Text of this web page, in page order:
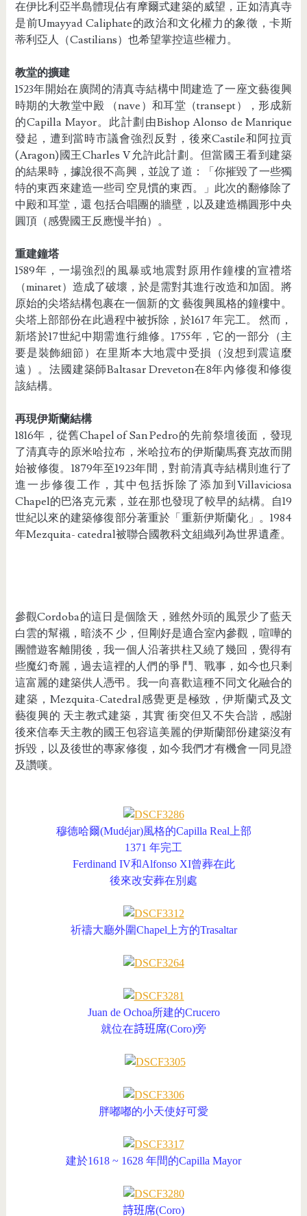
在伊比利亞半島體現佔有摩爾式建築的威望，正如清真寺
是前Umayyad Caliphate的政治和文化權力的象徵，卡斯
蒂利亞人（Castilians）也希望掌控這些權力。
教堂的擴建
1523年開始在廣闊的清真寺結構中間建造了一座文藝復興
時期的大教堂中殿 （nave）和耳堂（transept），形成新
的Capilla Mayor。此計劃由Bishop Alonso de Manrique
發起，遭到當時市議會強烈反對，後來Castile和阿拉貢
(Aragon)國王Charles V允許此計劃。但當國王看到建築
的結果時，據說很不高興，並說了道：「你摧毀了一些獨
特的東西來建造一些司空見慣的東西。」此次的翻修除了
中殿和耳堂，還 包括合唱團的牆壁，以及建造橢圓形中央
圓頂（感覺國王反應慢半拍）。
重建鐘塔
1589年，一場強烈的風暴或地震對原用作鐘樓的宣禮塔
（minaret）造成了破壞，於是需對其進行改造和加固。將
原始的尖塔結構包裹在一個新的文 藝復興風格的鐘樓中。
尖塔上部部份在此過程中被拆除，於1617 年完工。 然而，
新塔於17世紀中期需進行維修。1755年，它的一部分（主
要是裝飾細節）在里斯本大地震中受損（沒想到震這麼
遠）。法國建築師Baltasar Dreveton在8年內修復和修復
該結構。
再現伊斯蘭結構
1816年，從舊Chapel of San Pedro的先前祭壇後面，發現
了清真寺的原米哈拉布，米哈拉布的伊斯蘭馬賽克故而開
始被修復。1879年至1923年間，對前清真寺結構則進行了
進一步修復工作，其中包括拆除了添加到Villaviciosa
Chapel的巴洛克元素，並在那也發現了較早的結構。自19
世紀以來的建築修復部分著重於「重新伊斯蘭化」。1984
年Mezquita- catedral被聯合國教科文組織列為世界遺產。
參觀Cordoba的這日是個陰天，雖然外頭的風景少了藍天
白雲的幫襯，暗淡不 少，但剛好是適合室內參觀，喧嘩的
團體遊客離開後，我一個人沿著拱柱又繞了幾回，覺得有
些魔幻奇麗，過去這裡的人們的爭 鬥、戰事，如今也只剩
這富麗的建築供人憑弔。我一向喜歡這種不同文化融合的
建築，Mezquita-Catedral感覺更是極致，伊斯蘭式及文
藝復興的 天主教式建築，其實 衝突但又不失合諧，感謝
後來信奉天主教的國王包容這美麗的伊斯蘭部份建築沒有
拆毀，以及後世的專家修復，如今我們才有機會一同見證
及讚嘆。
穆德哈爾(Mudéjar)風格的Capilla Real上部
1371 年完工
Ferdinand IV和Alfonso XI曾葬在此
後來改安葬在別處
祈禱大廳外圍Chapel上方的Trasaltar
Juan de Ochoa所建的Crucero
就位在詩班席(Coro)旁
胖嘟嘟的小天使好可愛
建於1618 ~ 1628 年間的Capilla Mayor
詩班席(Coro)